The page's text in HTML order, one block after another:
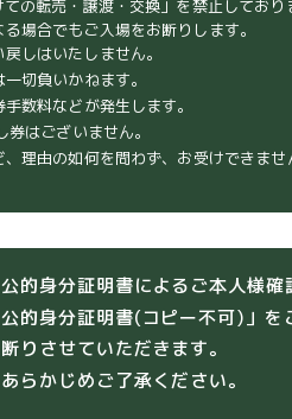
の転売・譲渡・交換」を禁止しており
場合でもご入場をお断りします。
しはいたしません。
切負いかねます。
数料などが発生します。
はございません。
理由の如何を問わず、お受けできませ
的身分証明書によるご本人様
的身分証明書(コピー不可)」を
りさせていただきます。
らかじめご了承ください。